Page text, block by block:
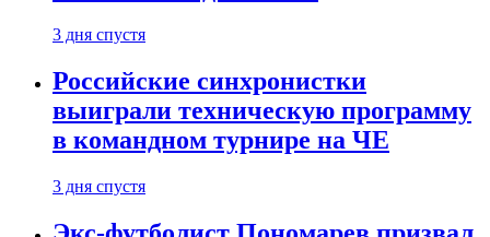
3 дня спустя
Российские синхронистки
выиграли техническую программу
в командном турнире на ЧЕ
3 дня спустя